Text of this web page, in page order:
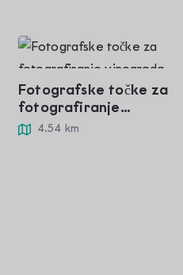
Fotografske točke za
fotografiranje
vinograda
4.54 km